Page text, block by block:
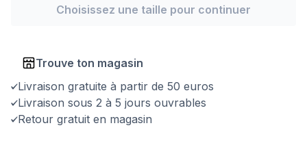
Choisissez une taille pour continuer
Trouve ton magasin
Livraison gratuite à partir de 50 euros
Livraison sous 2 à 5 jours ouvrables
Retour gratuit en magasin